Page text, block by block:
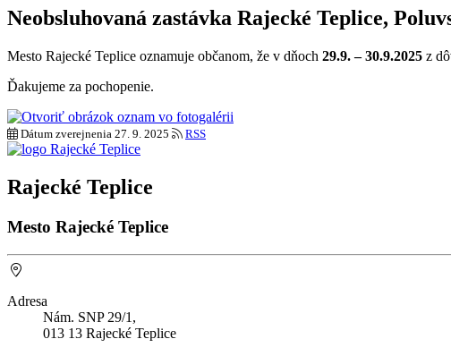
Neobsluhovaná zastávka Rajecké Teplice,
Mesto Rajecké Teplice oznamuje občanom, že v dňoch 29.9. – 30.9.2025 z
Ďakujeme za pochopenie.
Dátum zverejnenia 27. 9. 2025 RSS
Rajecké Teplice
Mesto Rajecké Teplice
Adresa
Nám. SNP 29/1,
013 13 Rajecké Teplice